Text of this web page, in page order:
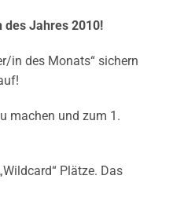
des Jahres 2010!
in des Monats“ sichern
machen und zum 1.
Plätze. Das